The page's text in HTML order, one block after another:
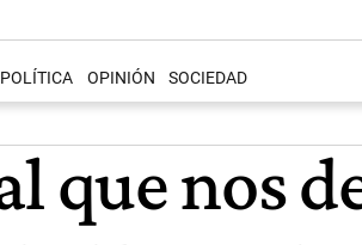
POLÍTICA OPINIÓN SOCIEDAD
que nos